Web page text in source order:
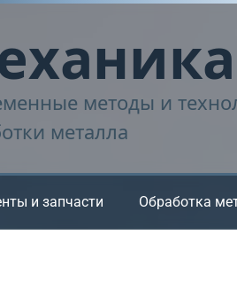
методы и
металла
и запчасти Обработка